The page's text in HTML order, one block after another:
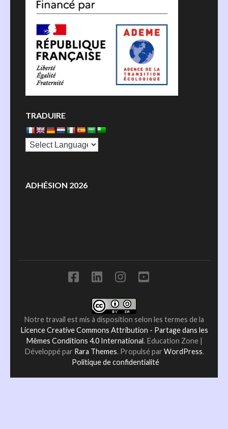
TRADUIRE
ADHÉSION 2026
Notre travail est mis à disposition selon les termes de la
Licence Creative Commons Attribution - Partage dans les
Mêmes Conditions 4.0 International. Education Zone |
Développé par Rara Themes. Propulsé par WordPress.
Politique de confidentialité